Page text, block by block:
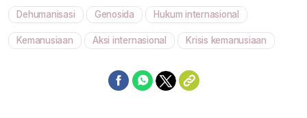
Dehumanisasi Genosida Hukum internasional
Kemanusiaan Aksi internasional Krisis kemanusiaan